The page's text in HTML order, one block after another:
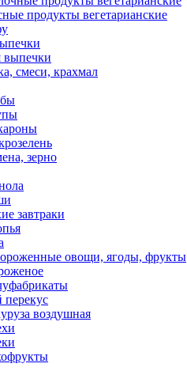
продукты вегетарианские
выпечки
смеси, крахмал
зерно
завтраки
овощи, ягоды, фрукты
перекус
воздушная